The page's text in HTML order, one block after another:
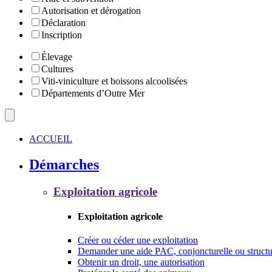
Autorisation et dérogation
Déclaration
Inscription
Élevage
Cultures
Viti-viniculture et boissons alcoolisées
Départements d’Outre Mer
ACCUEIL
Démarches
Exploitation agricole
Exploitation agricole
Créer ou céder une exploitation
Demander une aide PAC, conjoncturelle ou
Obtenir un droit, une autorisation